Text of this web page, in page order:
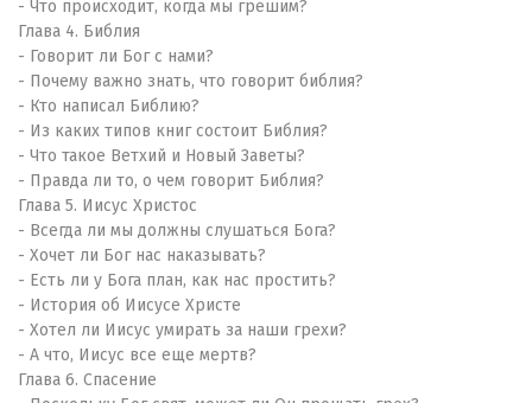
- Что происходит, когда мы грешим?
Глава 4. Библия
- Говорит ли Бог с нами?
- Почему важно знать, что говорит библия?
- Кто написал Библию?
- Из каких типов книг состоит Библия?
- Что такое Ветхий и Новый Заветы?
- Правда ли то, о чем говорит Библия?
Глава 5. Иисус Христос
- Всегда ли мы должны слушаться Бога?
- Хочет ли Бог нас наказывать?
- Есть ли у Бога план, как нас простить?
- История об Иисусе Христе
- Хотел ли Иисус умирать за наши грехи?
- А что, Иисус все еще мертв?
Глава 6. Спасение